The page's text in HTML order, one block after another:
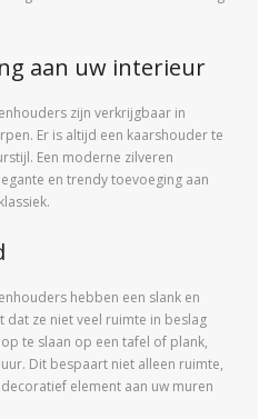
aan uw interieur
zijn verkrijgbaar in
Er is altijd een kaarshouder te
Een moderne zilveren
en trendy toevoeging aan
hebben een slank en
dat ze niet veel ruimte in beslag
te slaan op een tafel of plank,
Dit bespaart niet alleen ruimte,
element aan uw muren